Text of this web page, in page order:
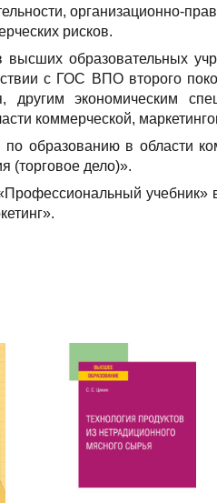
организационно-
рисков.
высших образовательных
с ГОС ВПО второго
экономическим
коммерческой,
образованию в области
(торговое дело)».
учебник»